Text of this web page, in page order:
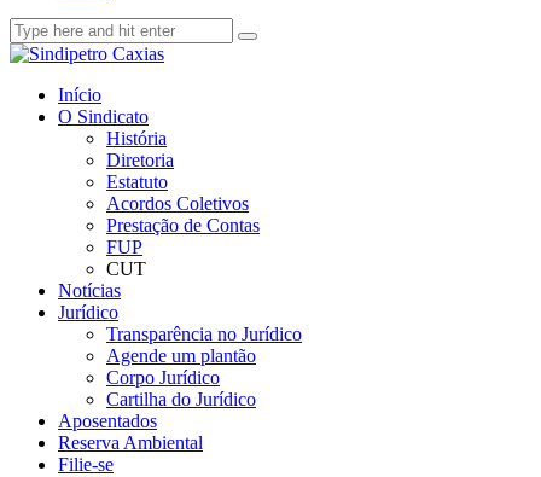
Início
O Sindicato
História
Diretoria
Estatuto
Acordos Coletivos
Prestação de Contas
FUP
CUT
Notícias
Jurídico
Transparência no Jurídico
Agende um plantão
Corpo Jurídico
Cartilha do Jurídico
Aposentados
Reserva Ambiental
Filie-se